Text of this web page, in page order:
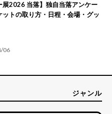
展2026 当落】独自当落アンケー
ットの取り方・日程・会場・グッ
06
ジャンル